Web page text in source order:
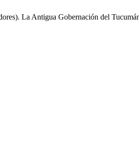
La Antigua Gobernación del